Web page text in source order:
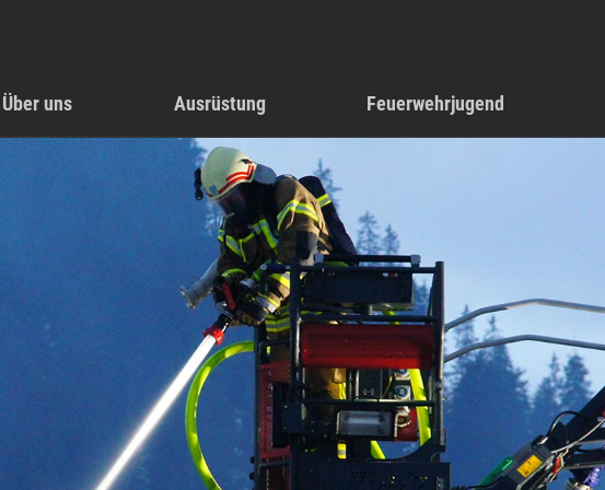
Über uns Ausrüstung Feuerwehrjugend